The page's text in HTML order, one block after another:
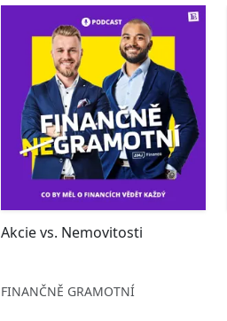
Akcie vs. Nemovitosti
FINANČNĚ GRAMOTNÍ